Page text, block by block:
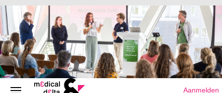
Aanmelden